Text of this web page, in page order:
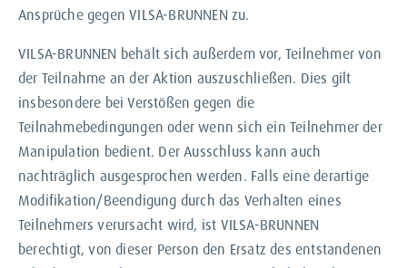
Ansprüche gegen VILSA-BRUNNEN zu.
VILSA-BRUNNEN behält sich außerdem vor, Teilnehmer von
der Teilnahme an der Aktion auszuschließen. Dies gilt
insbesondere bei Verstößen gegen die
Teilnahmebedingungen oder wenn sich ein Teilnehmer der
Manipulation bedient. Der Ausschluss kann auch
nachträglich ausgesprochen werden. Falls eine derartige
Modifikation/Beendigung durch das Verhalten eines
Teilnehmers verursacht wird, ist VILSA-BRUNNEN
berechtigt, von dieser Person den Ersatz des entstandenen